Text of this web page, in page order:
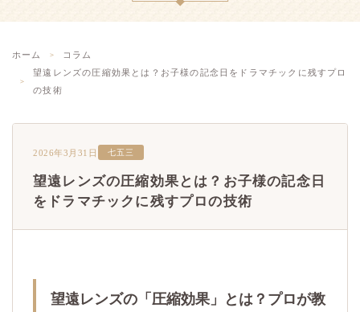
ホーム
コラム
望遠レンズの圧縮効果とは？お子様の記念日をドラマチックに残すプロ
の技術
2026年3月31日 七五三
望遠レンズの圧縮効果とは？お子様の記念日
をドラマチックに残すプロの技術
望遠レンズの「圧縮効果」とは？プロが教